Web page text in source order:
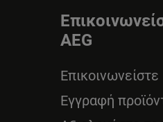
AEG
Επικοινωνείστε
Εγγραφή